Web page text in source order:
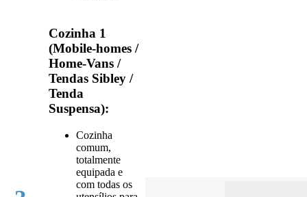
Cozinha 1
(Mobile-homes /
Home-Vans /
Tendas Sibley /
Tenda
Suspensa):
Cozinha
comum,
totalmente
equipada e
com todas os